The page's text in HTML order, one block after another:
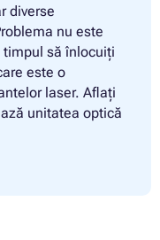
diverse
nu este
timpul să înlocuiți
este o
laser. Aflați
unitatea optică